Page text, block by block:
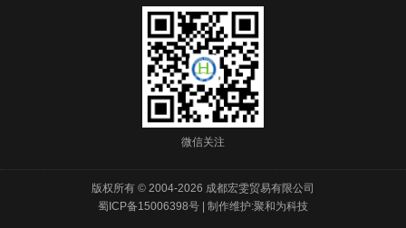
微信关注
版权所有 © 2004-2026 成都宏雯贸易有限公司
蜀ICP备15006398号
制作维护:聚和为科技